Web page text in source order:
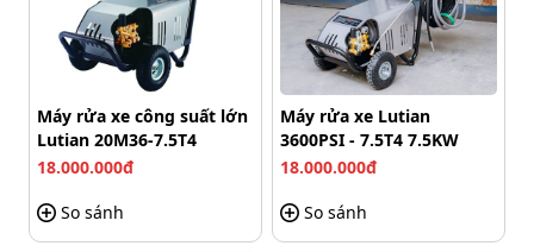
Thiết kế máy hiện đại
cầu chuyên nghiệp
Máy rửa xe công suất lớn
Lutian 20M36-7.5T4
18.000.000đ
So sánh
Máy rửa xe Lutian
3600PSI - 7.5T4 7.5KW
18.000.000đ
So sánh